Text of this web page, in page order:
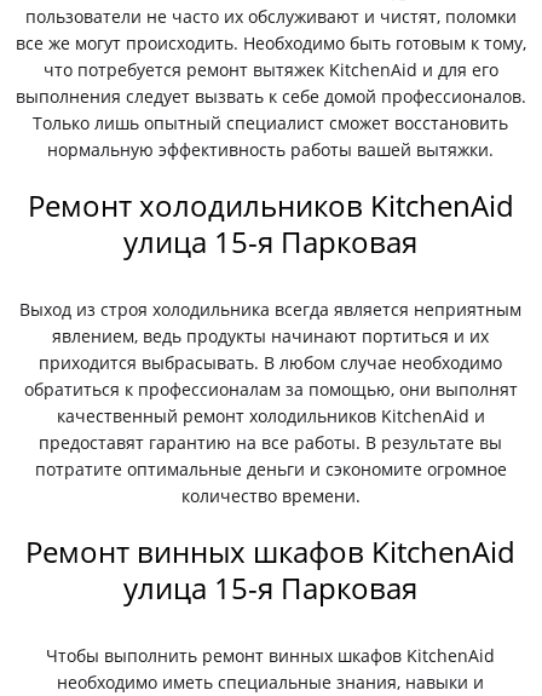
пользователи не часто их обслуживают и чистят, поломки
все же могут происходить. Необходимо быть готовым к тому,
что потребуется ремонт вытяжек KitchenAid и для его
выполнения следует вызвать к себе домой профессионалов.
Только лишь опытный специалист сможет восстановить
нормальную эффективность работы вашей вытяжки.
Ремонт холодильников KitchenAid
улица 15-я Парковая
Выход из строя холодильника всегда является неприятным
явлением, ведь продукты начинают портиться и их
приходится выбрасывать. В любом случае необходимо
обратиться к профессионалам за помощью, они выполнят
качественный ремонт холодильников KitchenAid и
предоставят гарантию на все работы. В результате вы
потратите оптимальные деньги и сэкономите огромное
количество времени.
Ремонт винных шкафов KitchenAid
улица 15-я Парковая
Чтобы выполнить ремонт винных шкафов KitchenAid
необходимо иметь специальные знания, навыки и